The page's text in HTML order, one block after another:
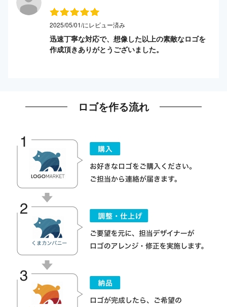
2025/05/01/にレビュー済み
迅速丁寧な対応で、想像した以上の素敵なロゴを
作成頂きありがとうございました。
ロゴを作る流れ